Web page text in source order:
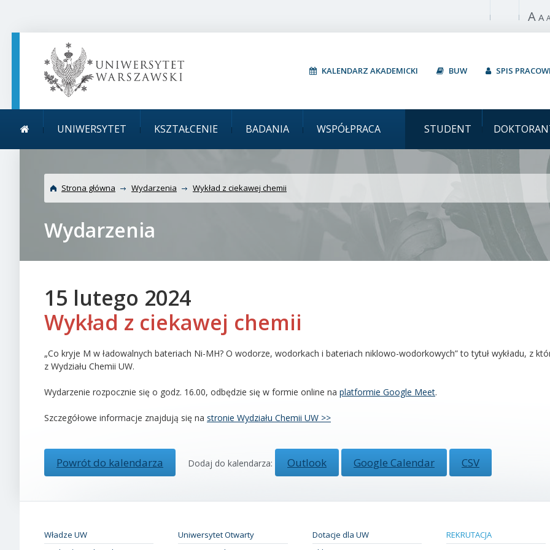
Włącz A A
KALENDARZ AKADEMICKI BUW SPIS
główne
UNIWERSYTET KSZTAŁCENIE BADANIA WSPÓŁPRACA STUDENT
Uniwersytet Warszawski
Strona główna Wydarzenia Wykład z ciekawej chemii
Wydarzenia
15 lutego 2024
Wykład z ciekawej chemii
„Co kryje M w ładowalnych bateriach Ni-MH? O wodorze, wodorkach i bateriach niklowo-wodorkowych” to tytuł wykładu, z
z Wydziału Chemii UW.
Wydarzenie rozpocznie się o godz. 16.00, odbędzie się w formie online na platformie Google Meet.
Szczegółowe informacje znajdują się na stronie Wydziału Chemii UW >>
Powrót do kalendarza Dodaj do kalendarza: Outlook Google Calendar CSV
Władze UW
Uniwersytet Otwarty
Dotacje dla UW
REKRUTACJA